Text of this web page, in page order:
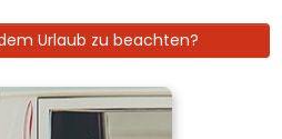
Urlaub zu beachten?